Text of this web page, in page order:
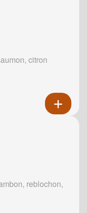
citron
reblochon,